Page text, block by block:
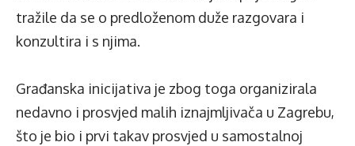
tražile da se o predloženom duže razgovara i
konzultira i s njima.
Građanska inicijativa je zbog toga organizirala
nedavno i prosvjed malih iznajmljivača u Zagrebu,
što je bio i prvi takav prosvjed u samostalnoj